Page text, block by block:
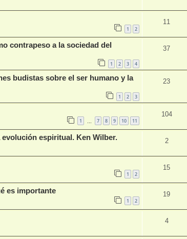
1 2
11
contrapeso a la sociedad del
1 2 3 4
37
budistas sobre el ser humano y la
1 2 3
23
1 7 8 9 10 11
104
espiritual. Ken Wilber. 2
1 2
15
es importante
1 2
19
4